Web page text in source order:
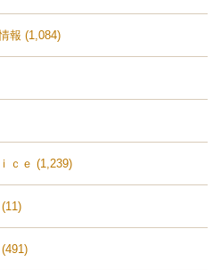
報 (1,084)
ｃｅ (1,239)
(11)
(491)